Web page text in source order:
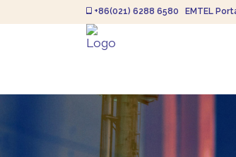
+86(021) 6288 6580 EMTEL